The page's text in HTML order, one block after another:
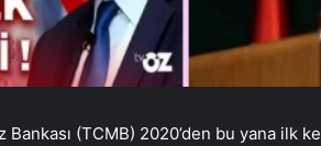
(TCMB) 2020’den bu yana ilk